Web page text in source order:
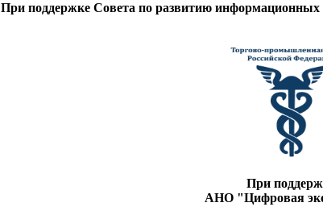
При поддержке Совета по развитию
При
АНО "Цифровая